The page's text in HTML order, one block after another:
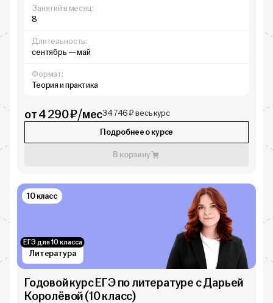
Занятий в месяц:
8
Длительность:
сентябрь — май
Формат:
Теория и практика
от 4 290 ₽/мес34 746 ₽ весь курс
Подробнее о курсе
В корзину
Литература
ЕГЭ для 10 класса
10 класс
Годовой курс ЕГЭ по литературе с Дарьей
Королёвой (10 класс)